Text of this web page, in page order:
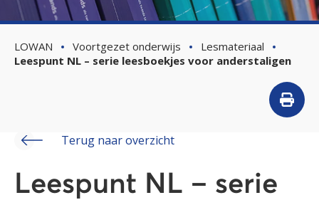
LOWAN Voortgezet onderwijs
Lesmateriaal
Leespunt NL – serie leesboekjes voor anderstaligen
Terug naar overzicht
Leespunt NL – serie